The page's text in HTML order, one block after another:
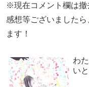
※現在コメント欄は撤
感想等ございましたら
ます！
わ
い